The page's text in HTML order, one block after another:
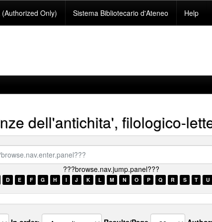
Only) Sistema Bibliotecario d'Ateneo Help
dell'antichita', filologico-
???browse.nav.jump.panel???
D E F G H I J K L M N O P Q R S T U